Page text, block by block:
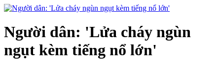
Người dân: 'Lửa cháy ngùn
ngụt kèm tiếng nổ lớn'